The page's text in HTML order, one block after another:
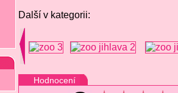
Další v kategorii:
Hodnocení